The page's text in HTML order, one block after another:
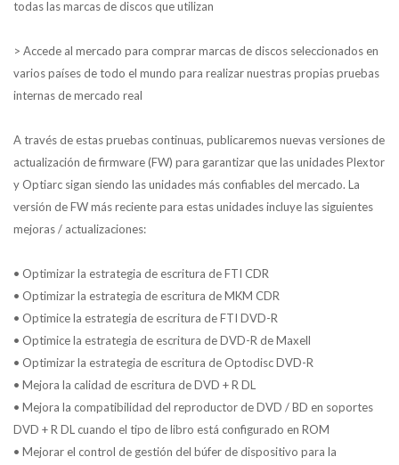
todas las marcas de discos que utilizan
> Accede al mercado para comprar marcas de discos seleccionados en
varios países de todo el mundo para realizar nuestras propias pruebas
internas de mercado real
A través de estas pruebas continuas, publicaremos nuevas versiones de
actualización de firmware (FW) para garantizar que las unidades Plextor
y Optiarc sigan siendo las unidades más confiables del mercado. La
versión de FW más reciente para estas unidades incluye las siguientes
mejoras / actualizaciones:
• Optimizar la estrategia de escritura de FTI CDR
• Optimizar la estrategia de escritura de MKM CDR
• Optimice la estrategia de escritura de FTI DVD-R
• Optimice la estrategia de escritura de DVD-R de Maxell
• Optimizar la estrategia de escritura de Optodisc DVD-R
• Mejora la calidad de escritura de DVD + R DL
• Mejora la compatibilidad del reproductor de DVD / BD en soportes
DVD + R DL cuando el tipo de libro está configurado en ROM
• Mejorar el control de gestión del búfer de dispositivo para la